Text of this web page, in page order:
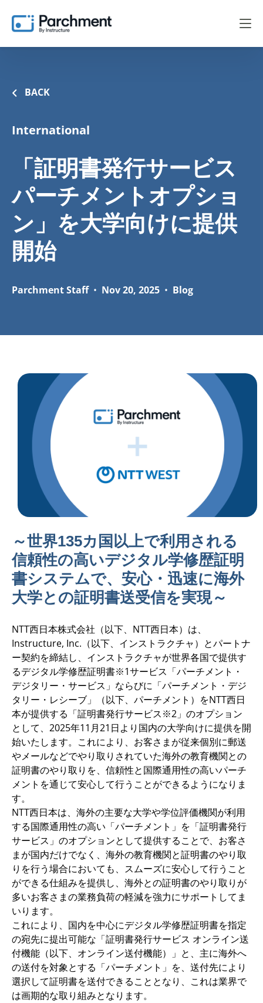
BACK
International
「証明書発行サービス
パーチメントオプショ
ン」を大学向けに提供
開始
Parchment Staff• Nov 20, 2025 • Blog
～世界135カ国以上で利用される
信頼性の高いデジタル学修歴証明
書システムで、安心・迅速に海外
大学との証明書送受信を実現～
NTT西日本株式会社（以下、NTT西日本）は、
Instructure, Inc.（以下、インストラクチャ）とパートナ
ー契約を締結し、インストラクチャが世界各国で提供す
るデジタル学修歴証明書※1サービス「パーチメント・
デジタリー・サービス」ならびに「パーチメント・デジ
タリー・レシーブ」（以下、パーチメント）をNTT西日
本が提供する「証明書発行サービス※2」のオプション
として、2025年11月21日より国内の大学向けに提供を開
始いたします。これにより、お客さまが従来個別に郵送
やメールなどでやり取りされていた海外の教育機関との
証明書のやり取りを、信頼性と国際通用性の高いパーチ
メントを通じて安心して行うことができるようになりま
す。
NTT西日本は、海外の主要な大学や学位評価機関が利用
する国際通用性の高い「パーチメント」を「証明書発行
サービス」のオプションとして提供することで、お客さ
まが国内だけでなく、海外の教育機関と証明書のやり取
りを行う場合においても、スムーズに安心して行うこと
ができる仕組みを提供し、海外との証明書のやり取りが
多いお客さまの業務負荷の軽減を強力にサポートしてま
いります。
これにより、国内を中心にデジタル学修歴証明書を指定
の宛先に提出可能な「証明書発行サービス オンライン送
付機能（以下、オンライン送付機能）」と、主に海外へ
の送付を対象とする「パーチメント」を、送付先により
選択して証明書を送付できることとなり、これは業界で
は画期的な取り組みとなります。